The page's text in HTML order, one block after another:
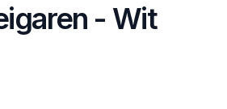
- Wit